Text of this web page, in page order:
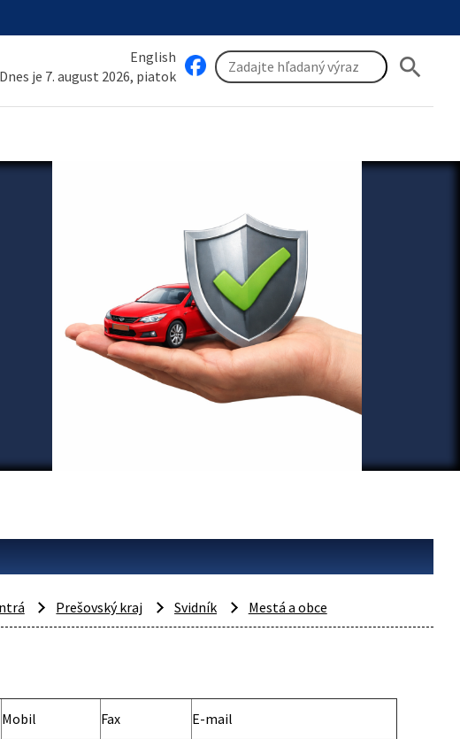
English
Dnes je 7. august 2026, piatok
search
Prešovský kraj Svidník Mestá a obce
Mobil Fax E-mail